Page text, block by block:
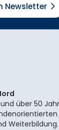
Newsletter
über 50
Weiterbildung.